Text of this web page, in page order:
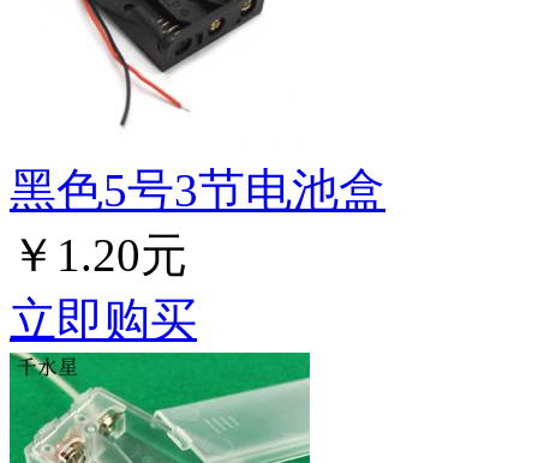
黑色5号3节电池盒
￥1.20元
立即购买